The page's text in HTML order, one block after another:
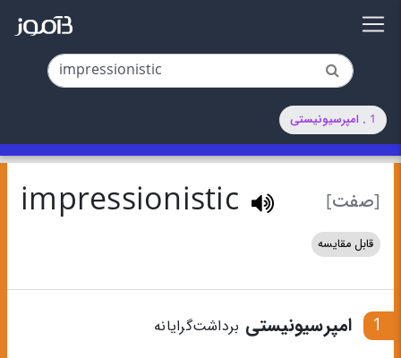
1 . امپرسیونیستی
[صفت] impressionistic
قابل مقایسه
1 امپرسیونیستی برداشت‌گرایانه